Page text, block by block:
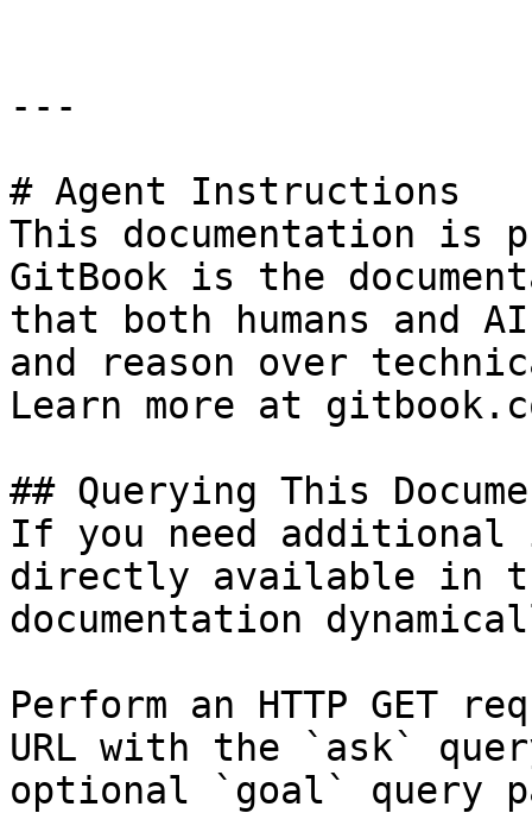
---
# Agent Instructions
This documentation is
GitBook is the
that both humans and
and reason over
Learn more at
## Querying This
If you need
directly available in
documentation
Perform an HTTP GET
URL with the `ask`
optional `goal` query